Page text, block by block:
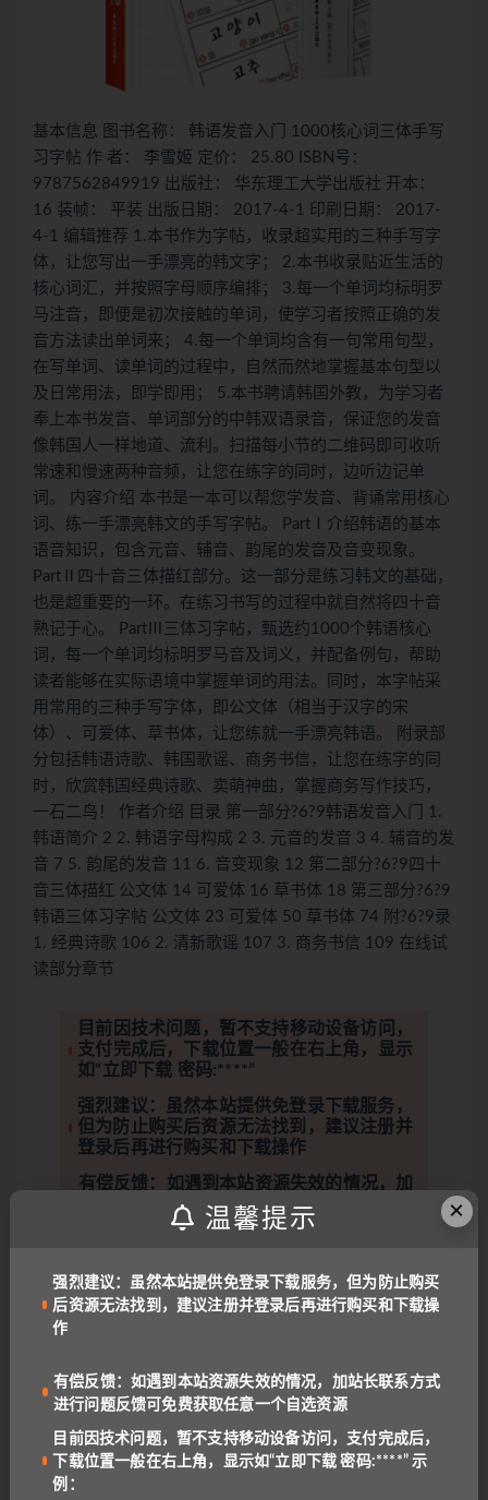
基本信息 图书名称： 韩语发音入门 1000核心词三体手写
习字帖 作 者： 李雪姬 定价： 25.80 ISBN号：
9787562849919 出版社： 华东理工大学出版社 开本：
16 装帧： 平装 出版日期： 2017-4-1 印刷日期： 2017-
4-1 编辑推荐 1.本书作为字帖，收录超实用的三种手写字
体，让您写出一手漂亮的韩文字； 2.本书收录贴近生活的
核心词汇，并按照字母顺序编排； 3.每一个单词均标明罗
马注音，即便是初次接触的单词，使学习者按照正确的发
音方法读出单词来； 4.每一个单词均含有一句常用句型，
在写单词、读单词的过程中，自然而然地掌握基本句型以
及日常用法，即学即用； 5.本书聘请韩国外教，为学习者
奉上本书发音、单词部分的中韩双语录音，保证您的发音
像韩国人一样地道、流利。扫描每小节的二维码即可收听
常速和慢速两种音频，让您在练字的同时，边听边记单
词。 内容介绍 本书是一本可以帮您学发音、背诵常用核心
词、练一手漂亮韩文的手写字帖。 PartⅠ介绍韩语的基本
语音知识，包含元音、辅音、韵尾的发音及音变现象。
PartⅡ四十音三体描红部分。这一部分是练习韩文的基础，
也是超重要的一环。在练习书写的过程中就自然将四十音
熟记于心。 PartⅢ三体习字帖，甄选约1000个韩语核心
词，每一个单词均标明罗马音及词义，并配备例句，帮助
读者能够在实际语境中掌握单词的用法。同时，本字帖采
用常用的三种手写字体，即公文体（相当于汉字的宋
体）、可爱体、草书体，让您练就一手漂亮韩语。 附录部
分包括韩语诗歌、韩国歌谣、商务书信，让您在练字的同
时，欣赏韩国经典诗歌、卖萌神曲，掌握商务写作技巧，
一石二鸟！ 作者介绍 目录 第一部分?6?9韩语发音入门 1.
韩语简介 2 2. 韩语字母构成 2 3. 元音的发音 3 4. 辅音的发
音 7 5. 韵尾的发音 11 6. 音变现象 12 第二部分?6?9四十
音三体描红 公文体 14 可爱体 16 草书体 18 第三部分?6?9
韩语三体习字帖 公文体 23 可爱体 50 草书体 74 附?6?9录
1. 经典诗歌 106 2. 清新歌谣 107 3. 商务书信 109 在线试
读部分章节
目前因技术问题，暂不支持移动设备访问，
支付完成后，下载位置一般在右上角，显示
如“立即下载 密码:****”
强烈建议：虽然本站提供免登录下载服务，
但为防止购买后资源无法找到，建议注册并
登录后再进行购买和下载操作
有偿反馈：如遇到本站资源失效的情况，加
站长联系方式进行问题反馈可免费获取任意
一个自选资源
问： 为什么有收费资源？
答：本站大部分资源均为免费，收费原因有三：1.资
源是高价购来低价分享，2.防止专门卖资源的人投诉
问： 下载失败或找不到下载位置？
答：目前因技术问题，暂不支持移动设备访问，支付
后下载位置一般在右上角，显示为“立即下载 密
码:****”
问：
×
温馨提示
强烈建议：虽然本站提供免登录下载服务，但为防止购买
后资源无法找到，建议注册并登录后再进行购买和下载操
作
有偿反馈：如遇到本站资源失效的情况，加站长联系方式
进行问题反馈可免费获取任意一个自选资源
目前因技术问题，暂不支持移动设备访问，支付完成后，
下载位置一般在右上角，显示如“立即下载 密码:****” 示
例：